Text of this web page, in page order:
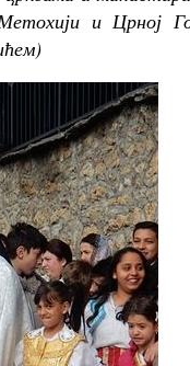
и Црној